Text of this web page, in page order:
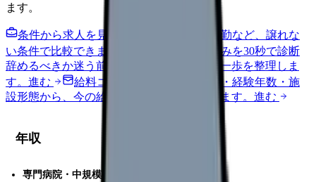
ます。
条件から求人を見る
夜勤回数・残業・通勤など、譲れな
い条件で比較できます。
職場の悩みを30秒で診断
辞めるべきか迷う前に、悩みの種類と次の一歩を整理しま
す。 進む 給料コンパスで比較する
地域・経験年数・施
設形態から、今の給料の現在地を確認できます。 進む
年収
専門病院・中規模病院